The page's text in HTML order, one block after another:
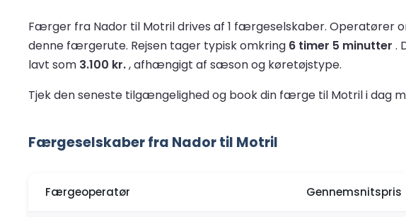
Færger fra Nador til Motril drives af 1 færgeselskaber. Operatører
denne færgerute. Rejsen tager typisk omkring 6 timer 5 minutter .
lavt som 3.100 kr., afhængigt af sæson og køretøjstype.
Tjek den seneste tilgængelighed og book din færge til Motril i dag
Færgeselskaber fra Nador til Motril
Færgeoperatør Gennemsnitspris